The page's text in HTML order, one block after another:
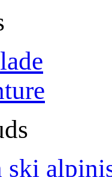
ski